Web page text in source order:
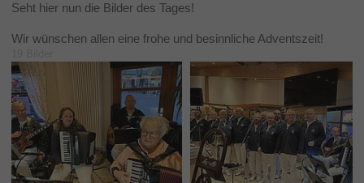
Seht hier nun die Bilder des Tages!
Wir wünschen allen eine frohe und besinnliche Adventszeit!